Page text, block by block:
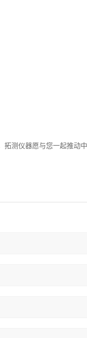
测仪器愿与您一起推动